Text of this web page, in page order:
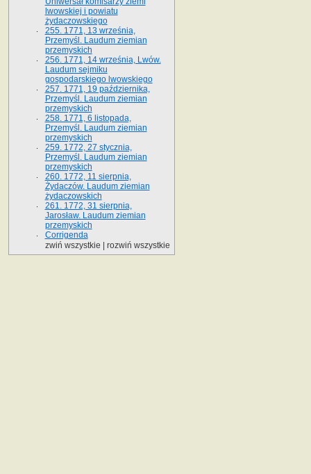
lwowskiej i powiatu
żydaczowskiego
255. 1771, 13 września,
Przemyśl. Laudum ziemian
przemyskich
256. 1771, 14 września, Lwów.
Laudum sejmiku
gospodarskiego lwowskiego
257. 1771, 19 października,
Przemyśl. Laudum ziemian
przemyskich
258. 1771, 6 listopada,
Przemyśl. Laudum ziemian
przemyskich
259. 1772, 27 stycznia,
Przemyśl. Laudum ziemian
przemyskich
260. 1772, 11 sierpnia,
Żydaczów. Laudum ziemian
żydaczowskich
261. 1772, 31 sierpnia,
Jarosław. Laudum ziemian
przemyskich
Corrigenda
zwiń wszystkie
rozwiń wszystkie